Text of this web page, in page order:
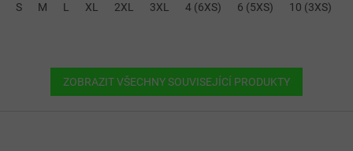
S M L XL 2XL 3XL 4 (6XS) 6 (5XS) 10 (3XS)
ZOBRAZIT VŠECHNY SOUVISEJÍCÍ PRODUKTY